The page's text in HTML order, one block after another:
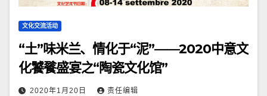
文化交流活动
“土”味米兰、情化于“泥”——2020中意文
化饕餮盛宴之“陶瓷文化馆”
2020年1月20日 责任编辑